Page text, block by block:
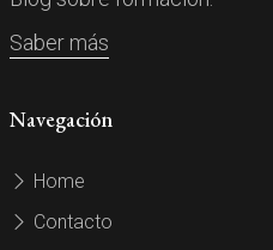
Saber más
Navegación
Home
Contacto